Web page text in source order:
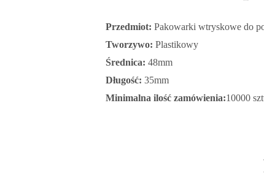
Przedmiot: Pakowarki wtryskowe do
Tworzywo: Plastikowy
Średnica: 48mm
Długość: 35mm
Minimalna ilość zamówienia:10000